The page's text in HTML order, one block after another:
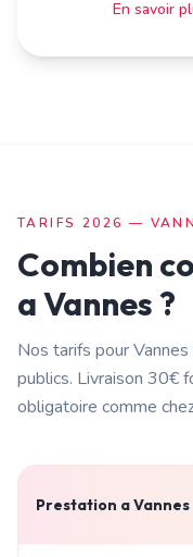
En savoir
TARIFS 2026 —
Combien
aVannes?
Nos tarifs pourVannes
publics. Livraison 30€
obligatoire comme
Prestation aVannes